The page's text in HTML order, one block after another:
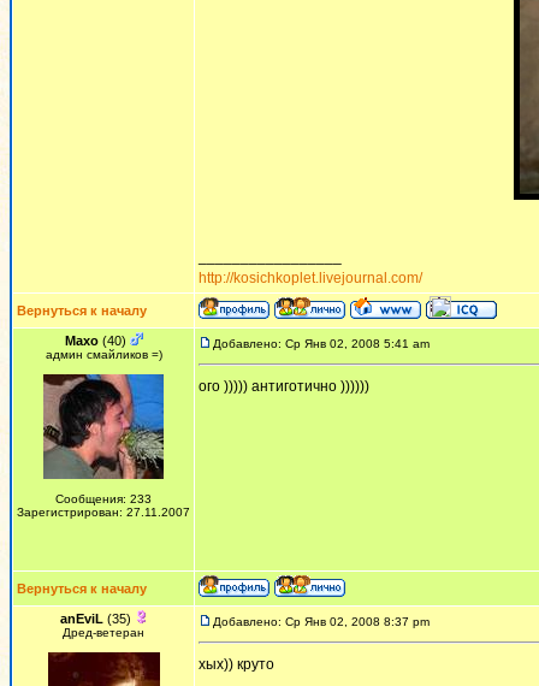
http://kosichkoplet.livejournal.com/
Вернуться к началу
Maxo(40)
админ смайликов =)
Сообщения: 233
Зарегистрирован: 27.11.2007
Добавлено: Ср Янв 02, 2008 5:41 am
ого ))))) антиготично ))))))
Вернуться к началу
anEviL (35)
Дред-ветеран
Добавлено: Ср Янв 02, 2008 8:37 pm
хых)) круто